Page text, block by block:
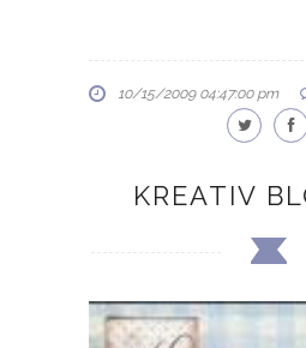
10/15/2009 04:47:00 pm
KREATIV